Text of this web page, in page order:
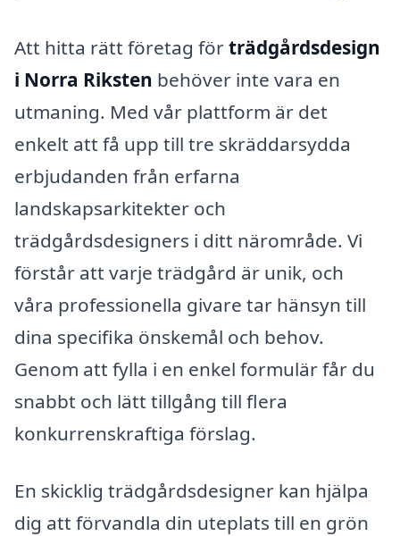
Att hitta rätt företag förträdgårdsdesign
i Norra Riksten behöver inte vara en
utmaning. Med vår plattform är det
enkelt att få upp till tre skräddarsydda
erbjudanden från erfarna
landskapsarkitekter och
trädgårdsdesigners i ditt närområde. Vi
förstår att varje trädgård är unik, och
våra professionella givare tar hänsyn till
dina specifika önskemål och behov.
Genom att fylla i en enkel formulär får du
snabbt och lätt tillgång till flera
konkurrenskraftiga förslag.
En skicklig trädgårdsdesigner kan hjälpa
dig att förvandla din uteplats till en grön